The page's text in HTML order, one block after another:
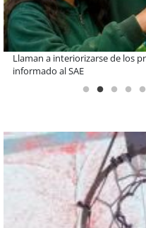
De una cocina familiar a un
Inkillay apoyado por Minera El